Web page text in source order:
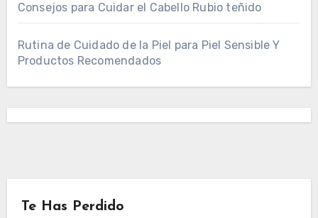
Consejos para Cuidar el Cabello Rubio teñido
Rutina de Cuidado de la Piel para Piel Sensible Y
Productos Recomendados
Te Has Perdido